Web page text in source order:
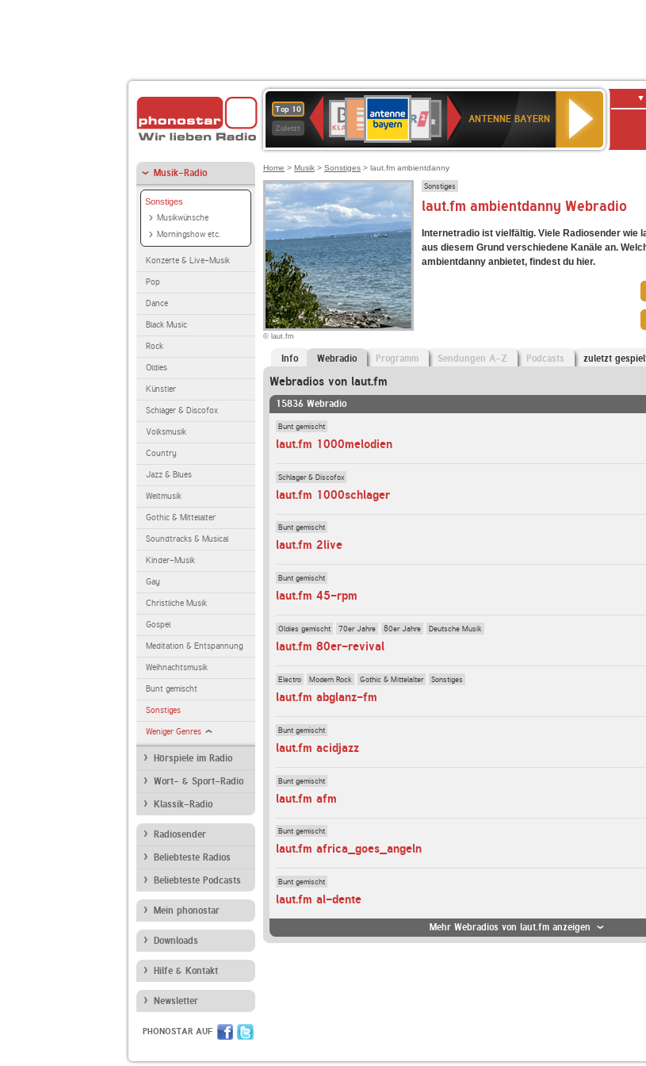
Top 10
Zuletzt
Deutschlandfunk
80er
90er
OLDIE
ANTENNE
SWR3
WDR
4
BR-
KLASSIK
Deutschlandfunk
KulturBAYERN
2
SWR
Kultur
NDR
2
ANTENNE BAYERN
Musik-Radio
Sonstiges
Musikwünsche
Morningshow etc.
Konzerte & Live-Musik
Pop
Dance
Black Music
Rock
Oldies
Künstler
Schlager & Discofox
Volksmusik
Country
Jazz & Blues
Weltmusik
Gothic & Mittelalter
Soundtracks & Musical
Kinder-Musik
Gay
Christliche Musik
Gospel
Meditation & Entspannung
Weihnachtsmusik
Bunt gemischt
Sonstiges
Weniger Genres
Hörspiele im Radio
Wort- & Sport-Radio
Klassik-Radio
Radiosender
Beliebteste Radios
Beliebteste Podcasts
Mein phonostar
Downloads
Hilfe & Kontakt
Newsletter
PHONOSTAR AUF
Home > Musik > Sonstiges > laut.fm ambientdanny
© laut.fm
Sonstiges
laut.fm ambientdanny Webradio
Internetradio ist vielfältig. Viele Radiosender wie
aus diesem Grund verschiedene Kanäle an.
ambientdanny anbietet, findest du hier.
Info Webradio Programm Sendungen A-Z Podcasts zuletzt
Webradios von laut.fm
15836 Webradio
Bunt gemischt
laut.fm 1000melodien
Schlager & Discofox
laut.fm 1000schlager
Bunt gemischt
laut.fm 2live
Bunt gemischt
laut.fm 45-rpm
Oldies gemischt 70er Jahre 80er Jahre Deutsche Musik
laut.fm 80er-revival
Electro Modern Rock Gothic & Mittelalter Sonstiges
laut.fm abglanz-fm
Bunt gemischt
laut.fm acidjazz
Bunt gemischt
laut.fm afm
Bunt gemischt
laut.fm africa_goes_angeln
Bunt gemischt
laut.fm al-dente
Mehr Webradios von laut.fm anzeigen